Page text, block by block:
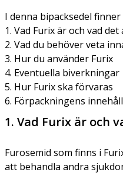
I denna bipacksedel
1. Vad Furix är och vad
2. Vad du behöver veta
3. Hur du använder Furix
4. Eventuella biverkningar
5. Hur Furix ska förvaras
6. Förpackningens
1. Vad Furix är och
Furosemid som finns i
att behandla andra